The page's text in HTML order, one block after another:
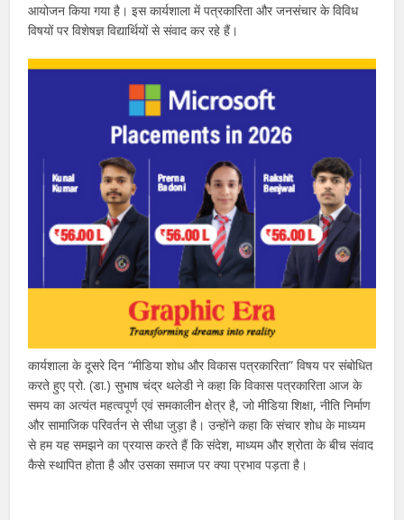
आयोजन किया गया है। इस कार्यशाला में पत्रकारिता और जनसंचार के विविध
विषयों पर विशेषज्ञ विद्यार्थियों से संवाद कर रहे हैं।
कार्यशाला के दूसरे दिन “मीडिया शोध और विकास पत्रकारिता” विषय पर संबोधित
करते हुए प्रो. (डा.) सुभाष चंद्र थलेडी ने कहा कि विकास पत्रकारिता आज के
समय का अत्यंत महत्वपूर्ण एवं समकालीन क्षेत्र है, जो मीडिया शिक्षा, नीति निर्माण
और सामाजिक परिवर्तन से सीधा जुड़ा है। उन्होंने कहा कि संचार शोध के माध्यम
से हम यह समझने का प्रयास करते हैं कि संदेश, माध्यम और श्रोता के बीच संवाद
कैसे स्थापित होता है और उसका समाज पर क्या प्रभाव पड़ता है।